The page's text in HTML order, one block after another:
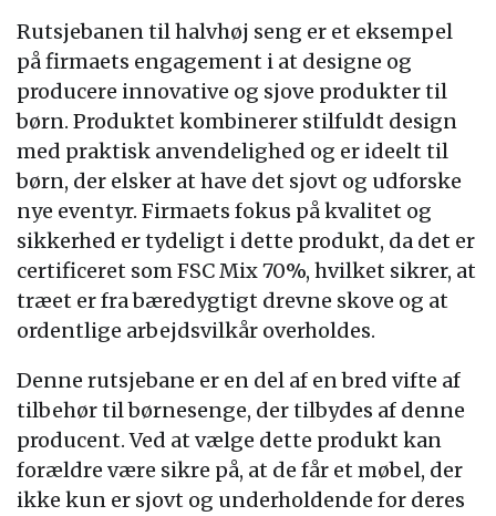
Rutsjebanen til halvhøj seng er et eksempel
på firmaets engagement i at designe og
producere innovative og sjove produkter til
børn. Produktet kombinerer stilfuldt design
med praktisk anvendelighed og er ideelt til
børn, der elsker at have det sjovt og udforske
nye eventyr. Firmaets fokus på kvalitet og
sikkerhed er tydeligt i dette produkt, da det er
certificeret som FSC Mix 70%, hvilket sikrer, at
træet er fra bæredygtigt drevne skove og at
ordentlige arbejdsvilkår overholdes.
Denne rutsjebane er en del af en bred vifte af
tilbehør til børnesenge, der tilbydes af denne
producent. Ved at vælge dette produkt kan
forældre være sikre på, at de får et møbel, der
ikke kun er sjovt og underholdende for deres